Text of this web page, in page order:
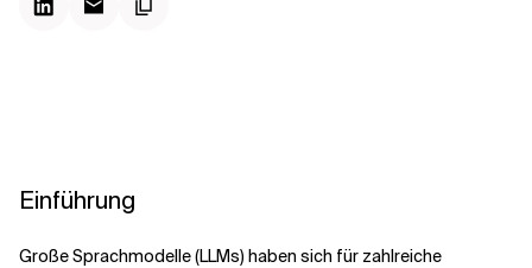
Einführung
Große Sprachmodelle (LLMs) haben sich für zahlreiche